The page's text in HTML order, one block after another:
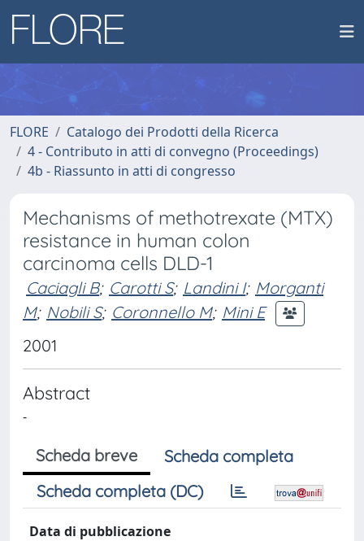
FLORE
Catalogo dei Prodotti della Ricerca
4 - Contributo in atti di convegno (Proceedings)
4b - Riassunto in atti di congresso
Mechanisms of methotrexate (MTX)
resistance in human colon
carcinoma cells DLD-1
Caciagli B; Carotti S; Landini I; Morganti
M; Nobili S; Coronnello M; Mini E
2001
Abstract
-
Scheda breve
Scheda completa
Scheda completa (DC)
Data di pubblicazione